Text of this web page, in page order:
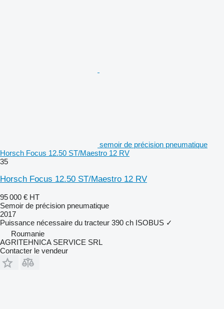
semoir de précision pneumatique
Horsch Focus 12.50 ST/Maestro 12 RV
35
Horsch Focus 12.50 ST/Maestro 12 RV
95 000 € HT
Semoir de précision pneumatique
2017
Puissance nécessaire du tracteur 390 ch ISOBUS ✓
Roumanie
AGRITEHNICA SERVICE SRL
Contacter le vendeur